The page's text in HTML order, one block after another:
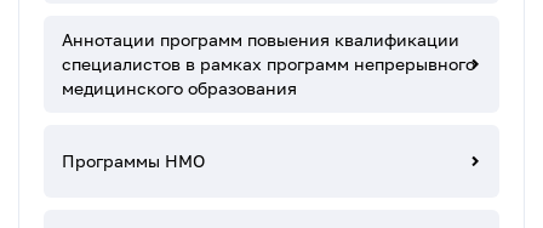
Аннотации программ повыения квалификации
специалистов в рамках программ непрерывного
медицинского образования
Программы НМО